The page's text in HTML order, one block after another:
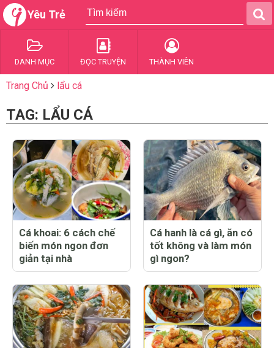
Yêu Trẻ
DANH MỤC ĐỌC TRUYỆN THÀNH VIÊN
Trang Chủ lẩu cá
TAG: LẨU CÁ
Cá khoai: 6 cách chế
biến món ngon đơn
giản tại nhà
Cá hanh là cá gì, ăn có
tốt không và làm món
gì ngon?